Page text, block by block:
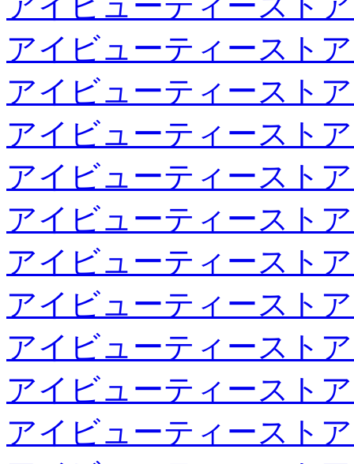
アイビューティースト
アイビューティースト
アイビューティースト
アイビューティースト
アイビューティースト
アイビューティースト
アイビューティースト
アイビューティースト
アイビューティースト
アイビューティースト